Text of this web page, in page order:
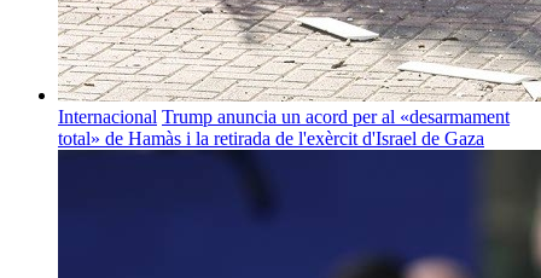
Internacional Trump anuncia un acord per al «desarmament
total» de Hamàs i la retirada de l'exèrcit d'Israel de Gaza